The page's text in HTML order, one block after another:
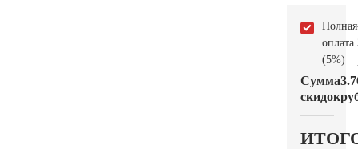
Полная
оплата
(5%)
Сумма
скидок